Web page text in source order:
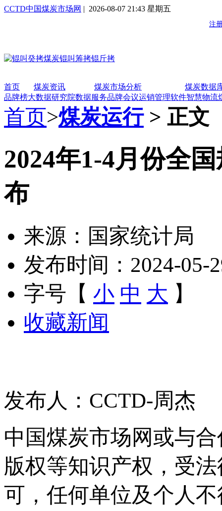
CCTD中国煤炭市场网 | 2026-08-07 21:43 星期五
首页 煤炭资讯 煤炭市场分析
煤炭数据
品牌榜大数据研究院数据服务品牌会议运销管理软件智慧物流
首页>煤炭运行> 正文
2024年1-4月份全
布
来源：国家统计局
发布时间：2024-05-
字号【 小 中 大 】
收藏新闻
发布人：CCTD-周杰
中国煤炭市场网或与
版权等知识产权，受
可，任何单位及个人